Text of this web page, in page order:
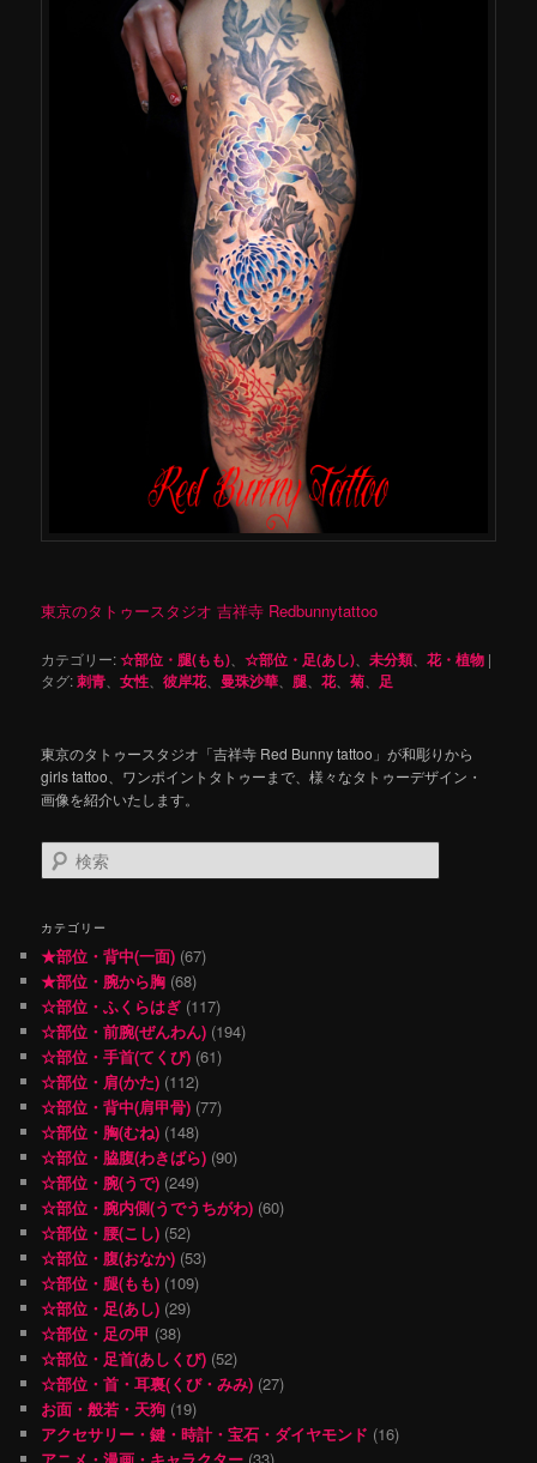
東京のタトゥースタジオ 吉祥寺 Redbunnytattoo
カテゴリー:☆部位・腿(もも) 、☆部位・足(あし) 、未分類 、花・植物 |
タグ:刺青 、女性 、彼岸花、 曼珠沙華 腿 、花、菊 足
東京のタトゥースタジオ「吉祥寺 Red Bunny tattoo」が和彫りから
girls tattoo、ワンポイントタトゥーまで、様々なタトゥーデザイン・
画像を紹介いたします。
検
索
カテゴリー
★部位・背中(一面) (67)
★部位・腕から胸 (68)
☆部位・ふくらはぎ (117)
☆部位・前腕(ぜんわん) (194)
☆部位・手首(てくび) (61)
☆部位・肩(かた) (112)
☆部位・背中(肩甲骨) (77)
☆部位・胸(むね) (148)
☆部位・脇腹(わきばら) (90)
☆部位・腕(うで) (249)
☆部位・腕内側(うでうちがわ) (60)
☆部位・腰(こし) (52)
☆部位・腹(おなか) (53)
☆部位・腿(もも) (109)
☆部位・足(あし) (29)
☆部位・足の甲 (38)
☆部位・足首(あしくび) (52)
☆部位・首・耳裏(くび・みみ) (27)
お面・般若・天狗 (19)
アクセサリー・鍵・時計・宝石・ダイヤモンド (16)